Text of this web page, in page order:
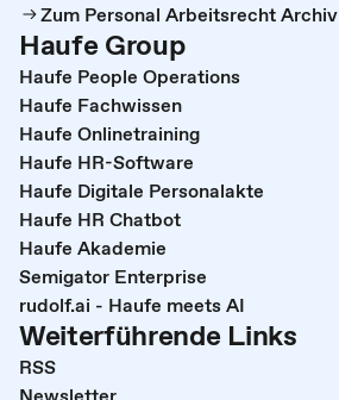
Zum Personal Arbeitsrecht Archiv
Haufe Group
Haufe People Operations
Haufe Fachwissen
Haufe Onlinetraining
Haufe HR-Software
Haufe Digitale Personalakte
Haufe HR Chatbot
Haufe Akademie
Semigator Enterprise
rudolf.ai - Haufe meets AI
Weiterführende Links
RSS